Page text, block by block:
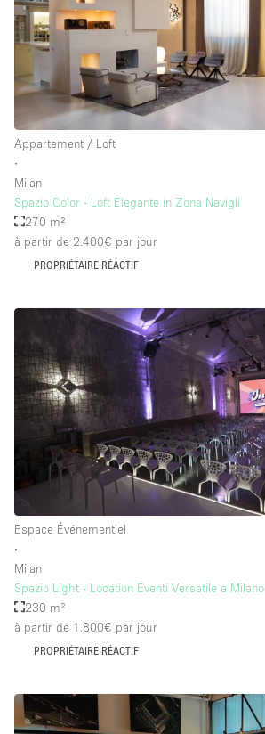
Appartement / Loft
∙
Milan
Spazio Color - Loft Elegante in Zona Navigli
270 m²
à partir de 2.400€ par jour
PROPRIÉTAIRE RÉACTIF
Espace Événementiel
∙
Milan
Spazio Light - Location Eventi Versatile a Milano
230 m²
à partir de 1.800€ par jour
PROPRIÉTAIRE RÉACTIF